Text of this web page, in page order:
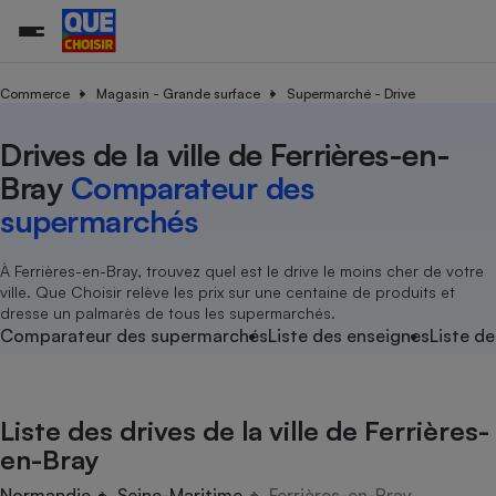
Commerce Magasin - Grande surface Supermarché - Drive
Drives de la ville de Ferrières-en-
Bray Comparateur des
supermarchés
À Ferrières-en-Bray, trouvez quel est le drive le moins cher de votre
ville. Que Choisir relève les prix sur une centaine de produits et
dresse un palmarès de tous les supermarchés.
Comparateur des supermarchésListe des enseignesListe
Liste des drives de la ville de Ferrières-
en-Bray
Additifs
Nutrition
Assurance auto
Magasin - Grande surface
Marketing - Fidélisation
Organismes de défense
Système judiciaire
Air
Energie
Achat - Vente - Travaux
Location
Sport
Vacances - Tourisme
électrique
Démarche administrative
Senior
Service marchand
Train
Transport aérien
Toutes les actualités
Enquêtes
Guides d'achat
Conseils
Brèves
Tous les services
Soumettre un litige
Lettres types
Tous nos combats
Nos actions
Nos grandes victoires
Les billets de la présidente
Nos associations locales
Nous rejoindre
?
L’association
Nos missions
Notre méthodologie
Notre financement
Nos partenaires
Nous rejoindre